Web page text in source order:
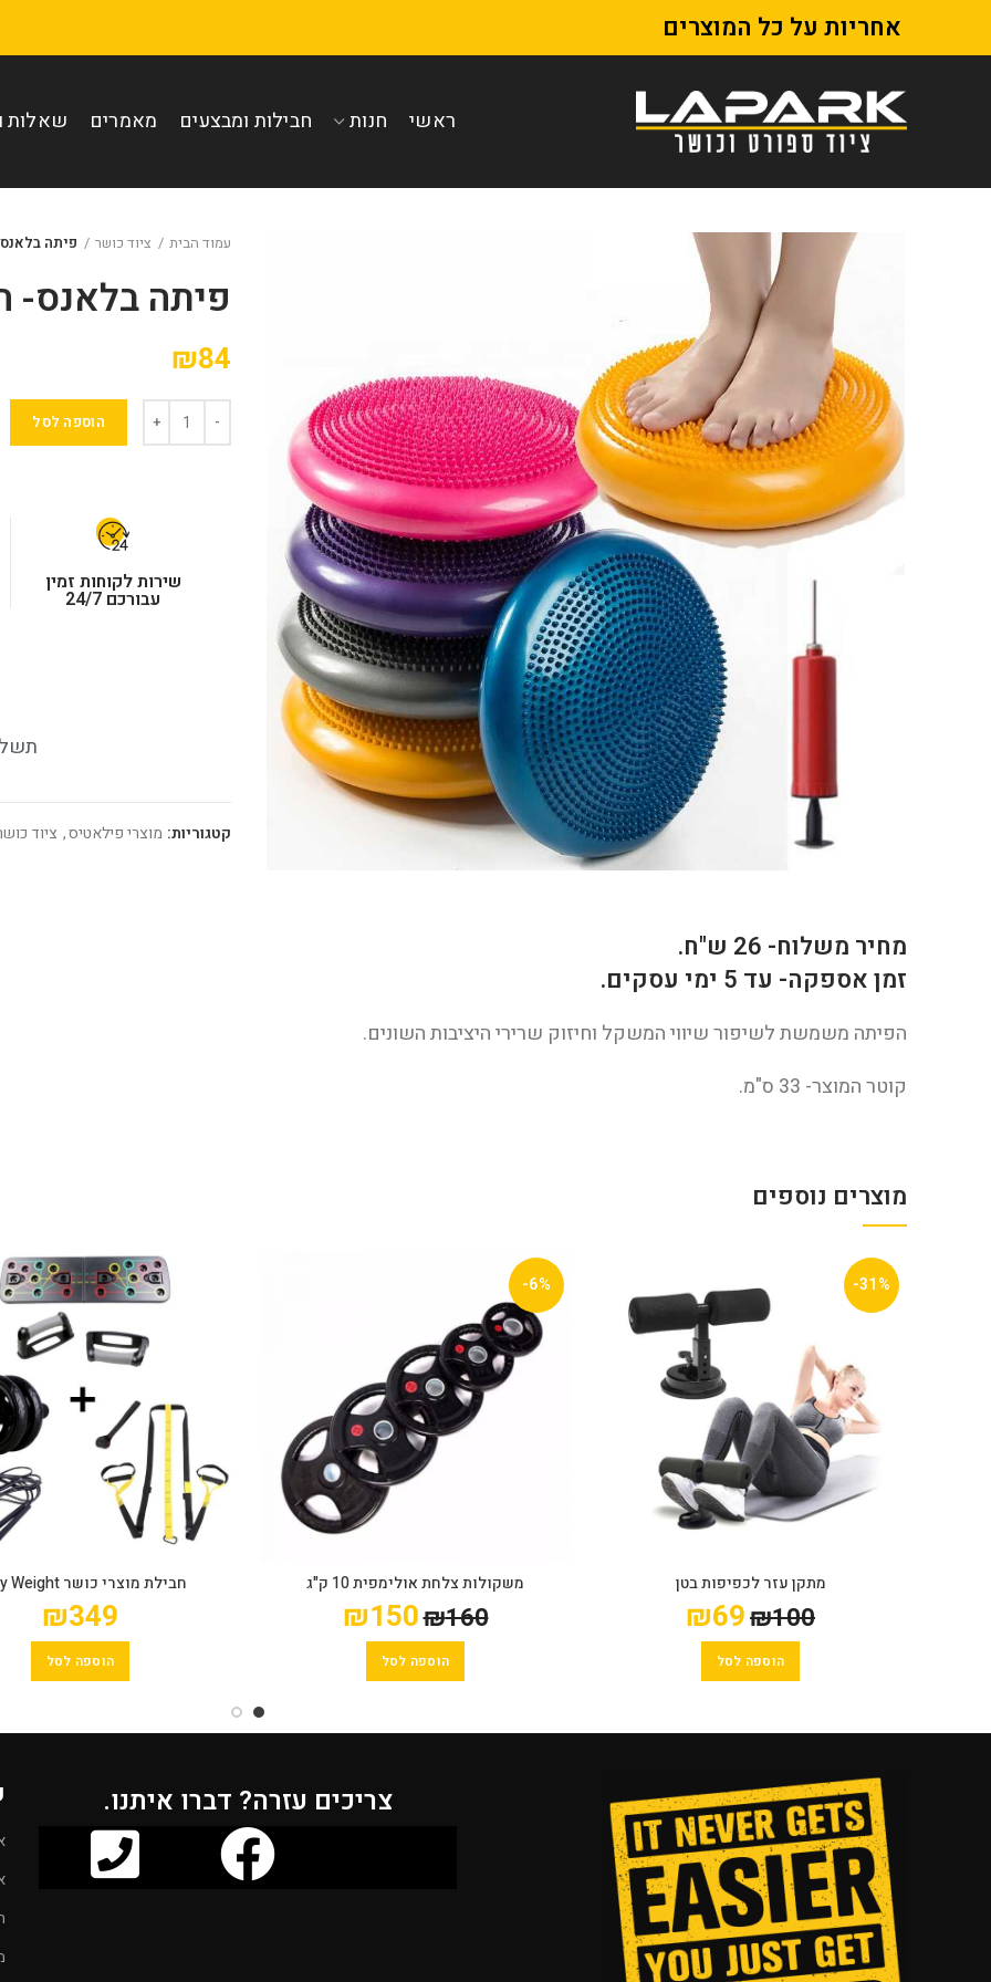
אחריות על כל המוצרים
ראשי חנות חבילות ומבצעים מאמרים שאלות
עמוד הבית ציוד כושר פיתה
פיתה בלאנס-
₪84
הוספה לסל
שירות לקוחות זמין
עבורכם 24/7
קטגוריות: מוצרי פילאטיס, ציוד
מחיר משלוח- 26 ש"ח.
זמן אספקה- עד 5 ימי עסקים.
הפיתה משמשת לשיפור שיווי המשקל וחיזוק שרירי היציבות השונים.
קוטר המוצר- 33 ס"מ.
מוצרים נוספים
-31%
מתקן עזר לכפיפות בטן
₪100
₪69
הוספה לסל
-6%
משקולות צלחת אולימפית 10 ק"ג
₪160
₪150
הוספה לסל
חבילת מוצרי כושר Body Weight
₪349
הוספה לסל
צריכים עזרה? דברו איתנו.